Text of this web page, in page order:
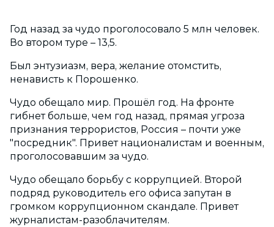
Год назад за чудо проголосовало 5 млн человек.
Во втором туре – 13,5.
Был энтузиазм, вера, желание отомстить,
ненависть к Порошенко.
Чудо обещало мир. Прошёл год. На фронте
гибнет больше, чем год назад, прямая угроза
признания террористов, Россия – почти уже
"посредник". Привет националистам и военным,
проголосовавшим за чудо.
Чудо обещало борьбу с коррупцией. Второй
подряд руководитель его офиса запутан в
громком коррупционном скандале. Привет
журналистам-разоблачителям.